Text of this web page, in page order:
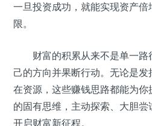
一旦投资成功，就能实现资产
限。
财富的积累从来不是单一路
己的方向并果断行动。无论是
在资源，这些赚钱思路都能为
的固有思维，主动探索、大胆尝
开启财富新征程。